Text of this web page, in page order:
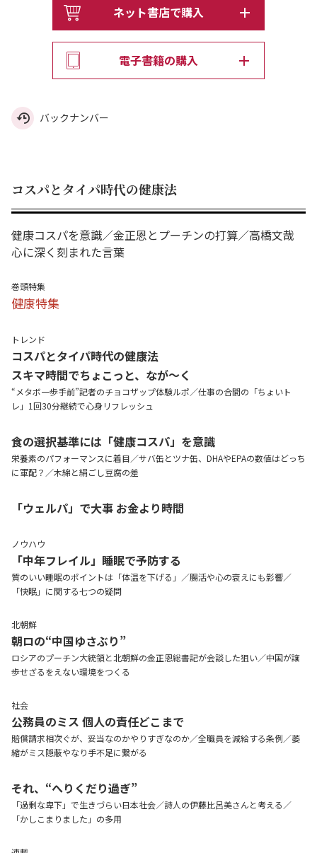
ネット書店で購入
電子書籍の購入
バックナンバー
コスパとタイパ時代の健康法
健康コスパを意識／金正恩とプーチンの打算／高橋文哉
心に深く刻まれた言葉
巻頭特集
健康特集
トレンド
コスパとタイパ時代の健康法
スキマ時間でちょこっと、なが～く
“メタボ一歩手前”記者のチョコザップ体験ルポ／仕事の合間の「ちょいト
レ」1回30分継続で心身リフレッシュ
食の選択基準には「健康コスパ」を意識
栄養素のパフォーマンスに着目／サバ缶とツナ缶、DHAやEPAの数値はどっち
に軍配？／木綿と絹ごし豆腐の差
「ウェルパ」で大事 お金より時間
ノウハウ
「中年フレイル」睡眠で予防する
質のいい睡眠のポイントは「体温を下げる」／腸活や心の衰えにも影響／
「快眠」に関する七つの疑問
北朝鮮
朝ロの“中国ゆさぶり”
ロシアのプーチン大統領と北朝鮮の金正恩総書記が会談した狙い／中国が譲
歩せざるをえない環境をつくる
社会
公務員のミス 個人の責任どこまで
賠償請求相次ぐが、妥当なのかやりすぎなのか／全職員を減給する条例／萎
縮がミス隠蔽やなり手不足に繋がる
それ、“へりくだり過ぎ”
「過剰な卑下」で生きづらい日本社会／詩人の伊藤比呂美さんと考える／
「かしこまりました」の多用